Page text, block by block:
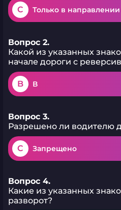
C Только в
Вопрос 2.
Какой из указанных
начале дороги с
B В
Вопрос 3.
Разрешено ли водителю
C Запрещено
Вопрос 4.
Какие из указанных
разворот?